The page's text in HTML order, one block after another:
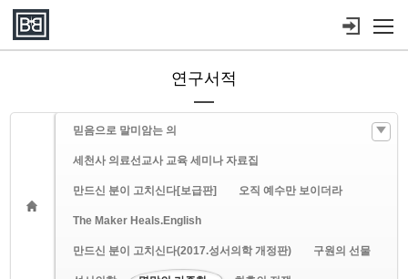
연구서적
믿음으로 말미암는 의
세천사 의료선교사 교육 세미나 자료집
만드신 분이 고치신다[보급판] 오직 예수만 보이더라
The Maker Heals.English
만드신 분이 고치신다(2017.성서의학 개정판) 구원의 선물